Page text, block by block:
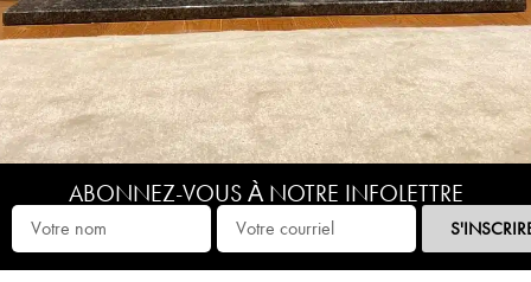
ABONNEZ-VOUS À NOTRE INFOLETTRE